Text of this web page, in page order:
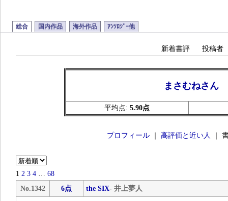
総合 国内作品 海外作品 ｱﾝｿﾛｼﾞｰ他
新着書評 投稿者
まさむねさん
平均点: 5.90点
プロフィール｜ 高評価と近い人 ｜
1 2 3 4 … 68
No.1342
6点 the SIX- 井上夢人